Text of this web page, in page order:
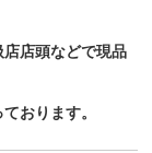
店頭などで現品
おります。